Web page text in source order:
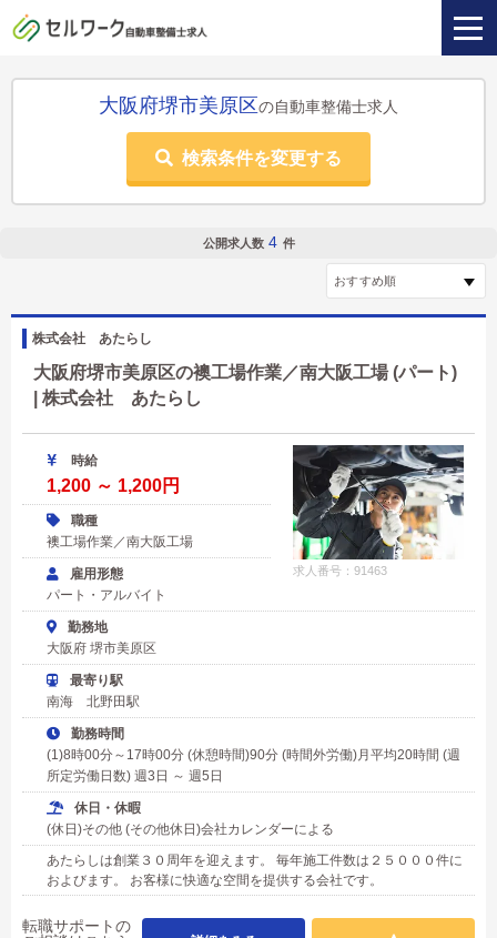
大阪府堺市美原区の自動車整備士求人
検索条件を変更する
公開求人数 4 件
株式会社 あたらし
大阪府堺市美原区の襖工場作業／南大阪工場 (パート)
| 株式会社 あたらし
求人番号：91463
時給
1,200 ～ 1,200円
職種
襖工場作業／南大阪工場
雇用形態
パート・アルバイト
勤務地
大阪府 堺市美原区
最寄り駅
南海 北野田駅
勤務時間
(1)8時00分～17時00分 (休憩時間)90分 (時間外労働)月平均20時間 (週
所定労働日数) 週3日 ～ 週5日
休日・休暇
(休日)その他 (その他休日)会社カレンダーによる
あたらしは創業３０周年を迎えます。 毎年施工件数は２５０００件に
およびます。 お客様に快適な空間を提供する会社です。
転職サポートの